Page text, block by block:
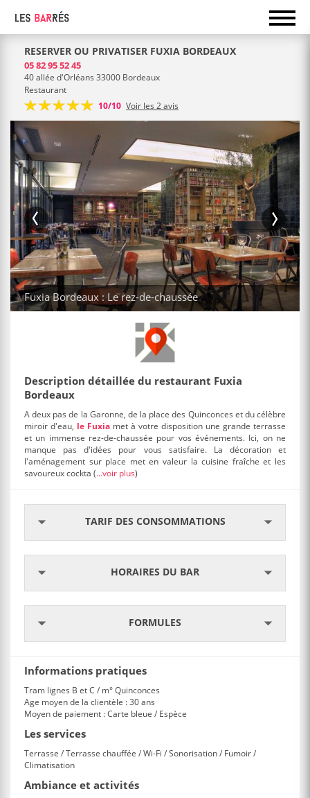
RESERVER OU PRIVATISER FUXIA BORDEAUX
05 82 95 52 45
40 allée d'Orléans 33000 Bordeaux
Restaurant
10/10 Voir les 2 avis
Fuxia Bordeaux : Le rez-de-chaussée
TARIF DES CONSOMMATIONS
HORAIRES DU BAR
FORMULES
Description détaillée du restaurant Fuxia
Bordeaux
A deux pas de la Garonne, de la place des Quinconces et du célèbre
miroir d'eau, le Fuxia met à votre disposition une grande terrasse
et un immense rez-de-chaussée pour vos événements. Ici, on ne
manque pas d'idées pour vous satisfaire. La décoration et
l'aménagement sur place met en valeur la cuisine fraîche et les
savoureux cockta (...voir plus)
Informations pratiques
Tram lignes B et C / m° Quinconces
Age moyen de la clientèle : 30 ans
Moyen de paiement : Carte bleue / Espèce
Les services
Terrasse / Terrasse chauffée / Wi-Fi / Sonorisation / Fumoir /
Climatisation
Ambiance et activités